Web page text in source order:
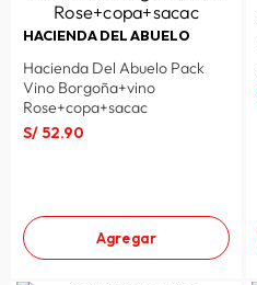
HACIENDA DEL ABUELO
Hacienda Del Abuelo Pack
Vino Borgoña+vino
Rose+copa+sacac
S/ 52.90
Agregar